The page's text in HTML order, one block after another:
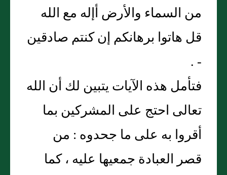
من السماء والأرض أإله مع الله
قل هاتوا برهانكم إن كنتم صادقين
- .
فتأمل هذه الآيات يتبين لك أن الله
تعالى احتج على المشركين بما
أقروا به على ما جحدوه : من
قصر العبادة جمعيها عليه ، كما